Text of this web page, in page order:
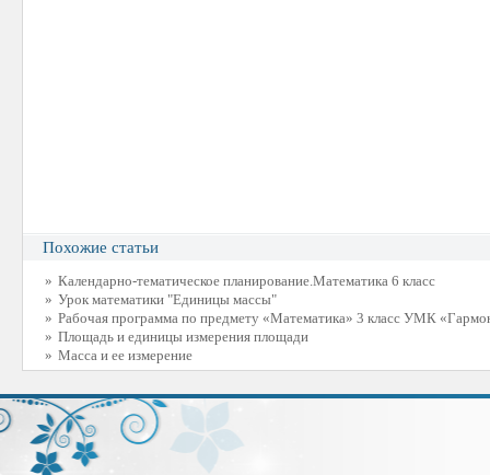
Похожие статьи
» Календарно-тематическое планирование.Математика 6 класс
» Урок математики "Единицы массы"
» Рабочая программа по предмету «Математика» 3 класс УМК
» Площадь и единицы измерения площади
» Масса и ее измерение